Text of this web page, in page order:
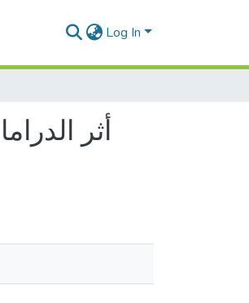
Log In
أثر